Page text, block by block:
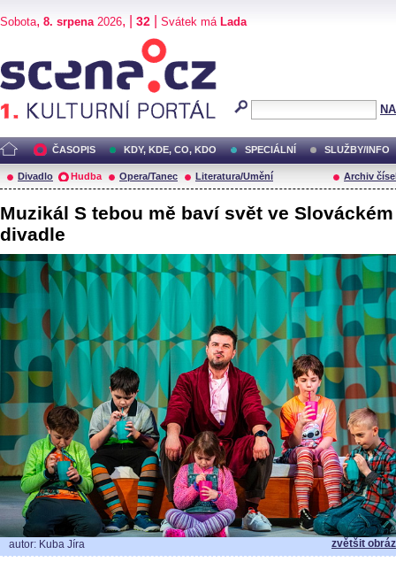
Sobota, 8. srpena2026, | 32 Svátek má Lada
ČASOPIS KDY, KDE, CO, KDO SPECIÁLNÍ SLUŽBY/INFO
Divadlo Hudba Opera/Tanec Literatura/Umění Archiv
Muzikál S tebou mě baví svět ve Slováckém
divadle
autor: Kuba Jíra zvětšit